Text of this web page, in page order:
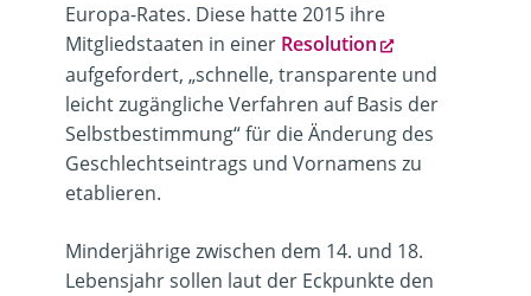
Europa-Rates. Diese hatte 2015 ihre
Mitgliedstaaten in einer Resolution
aufgefordert, „schnelle, transparente und
leicht zugängliche Verfahren auf Basis der
Selbstbestimmung“ für die Änderung des
Geschlechtseintrags und Vornamens zu
etablieren.
Minderjährige zwischen dem 14. und 18.
Lebensjahr sollen laut der Eckpunkte den